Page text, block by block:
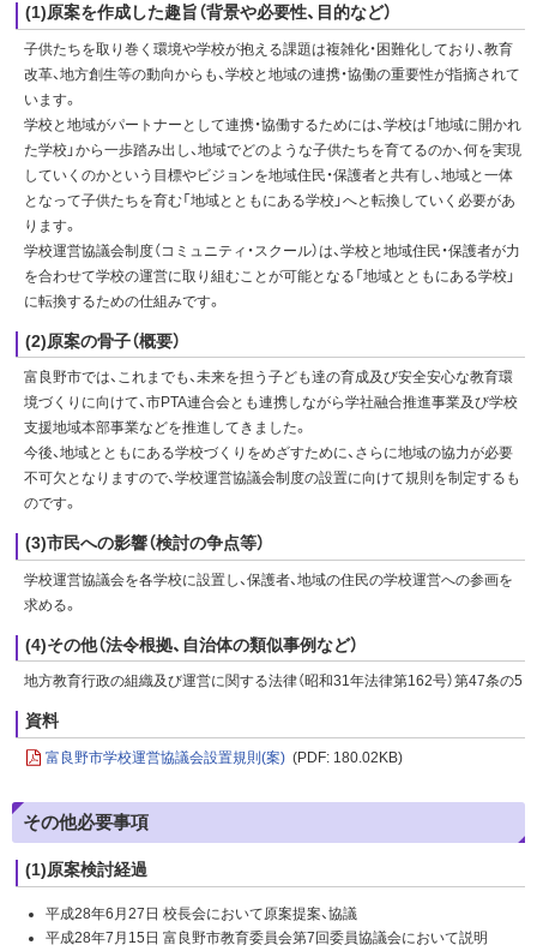
(1)原案を作成した趣旨（背景や必要性、目的など）
子供たちを取り巻く環境や学校が抱える課題は複雑化・困難化しており、教育
改革、地方創生等の動向からも、学校と地域の連携・協働の重要性が指摘されて
います。
学校と地域がパートナーとして連携・協働するためには、学校は「地域に開かれ
た学校」から一歩踏み出し、地域でどのような子供たちを育てるのか、何を実現
していくのかという目標やビジョンを地域住民・保護者と共有し、地域と一体
となって子供たちを育む「地域とともにある学校」へと転換していく必要があ
ります。
学校運営協議会制度（コミュニティ・スクール）は、学校と地域住民・保護者が力
を合わせて学校の運営に取り組むことが可能となる「地域とともにある学校」
に転換するための仕組みです。
(2)原案の骨子（概要）
富良野市では、これまでも、未来を担う子ども達の育成及び安全安心な教育環
境づくりに向けて、市PTA連合会とも連携しながら学社融合推進事業及び学校
支援地域本部事業などを推進してきました。
今後、地域とともにある学校づくりをめざすために、さらに地域の協力が必要
不可欠となりますので、学校運営協議会制度の設置に向けて規則を制定するも
のです。
(3)市民への影響（検討の争点等）
学校運営協議会を各学校に設置し、保護者、地域の住民の学校運営への参画を
求める。
(4)その他（法令根拠、自治体の類似事例など）
地方教育行政の組織及び運営に関する法律（昭和31年法律第162号）第47条の5
資料
富良野市学校運営協議会設置規則(案) (PDF: 180.02KB)
その他必要事項
(1)原案検討経過
平成28年6月27日 校長会において原案提案、協議
平成28年7月15日 富良野市教育委員会第7回委員協議会において説明